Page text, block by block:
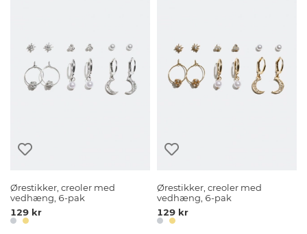
Ørestikker, creoler med
vedhæng, 6-pak
129 kr
Ørestikker, creoler med
vedhæng, 6-pak
129 kr